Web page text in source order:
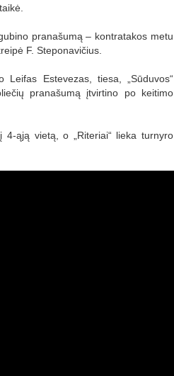
pranašumą – kontratakos metu
F. Steponavičius.
Estevezas, tiesa, „Sūduvos“
pranašumą įtvirtino po keitimo
4-ąją vietą, o „Riteriai“ lieka turnyro